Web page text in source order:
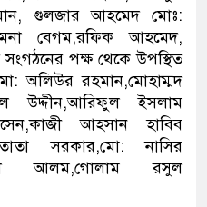
গুলজার আহমেদ মোঃ:
বেগম,রফিক আহমেদ,
সংগঠনের পক্ষ থেকে উপস্থিত
অলিউর রহমান,মোহাম্মদ
উদ্দীন,আরিফুল ইসলাম
আহসান হাবিব
সরকার,মো: নাসির
আলম,গোলাম রসুল